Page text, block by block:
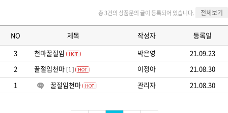
총 3건의 상품문의 글이 등록되어 있습니다. 전체보기
NO 제목 작성자
등록일
3
천마꿀절임 박은영
21.09.23
2
꿀절임천마 [1] 이정아
21.08.30
1
꿀절임천마 관리자 21.08.30